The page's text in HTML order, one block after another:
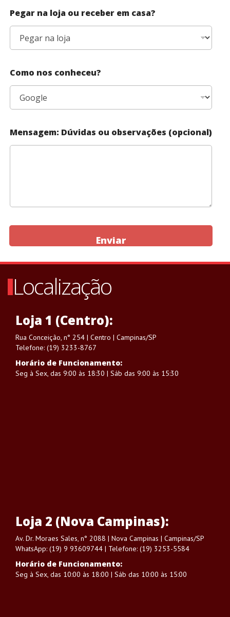
Pegar na loja ou receber em casa?
Como nos conheceu?
Mensagem: Dúvidas ou observações (opcional)
Enviar
Localização
Loja 1 (Centro):
Rua Conceição, n° 254 | Centro | Campinas/SP
Telefone: (19) 3233-8767
Horário de Funcionamento:
Seg à Sex, das 9:00 às 18:30 | Sáb das 9:00 às 15:30
Loja 2 (Nova Campinas):
Av. Dr. Moraes Sales, n° 2088 | Nova Campinas | Campinas/SP
WhatsApp: (19) 9 93609744 | Telefone: (19) 3253-5584
Horário de Funcionamento:
Seg à Sex, das 10:00 às 18:00 | Sáb das 10:00 às 15:00